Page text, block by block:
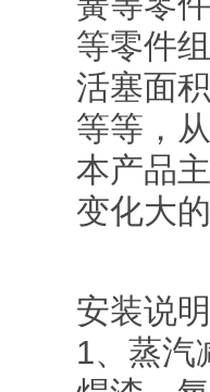
等零件
活塞面
等等，
本产品
变化大
安装说
1、蒸汽